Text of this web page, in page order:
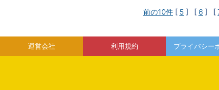
前の10件 [ 5 ] [ 6 ] [
運営会社 利用規約 プライバシー